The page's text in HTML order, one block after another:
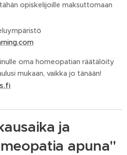
opiskelijoille maksuttomaan
oma homeopatian räätälöity
mukaan, vaikka jo tänään!
ja
apuna"